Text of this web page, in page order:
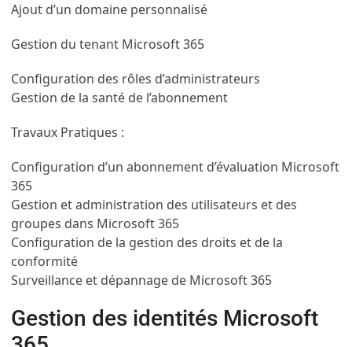
Ajout d’un domaine personnalisé
Gestion du tenant Microsoft 365
Configuration des rôles d’administrateurs
Gestion de la santé de l’abonnement
Travaux Pratiques :
Configuration d’un abonnement d’évaluation Microsoft
365
Gestion et administration des utilisateurs et des
groupes dans Microsoft 365
Configuration de la gestion des droits et de la
conformité
Surveillance et dépannage de Microsoft 365
Gestion des identités Microsoft